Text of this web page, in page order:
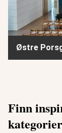
Østre
Finn